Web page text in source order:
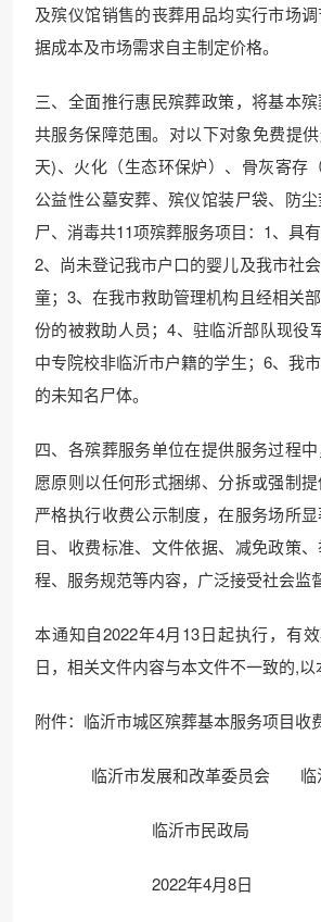
及殡仪馆销售的丧葬用品均实行市场
据成本及市场需求自主制定价格。
三、全面推行惠民殡葬政策，将基本
共服务保障范围。对以下对象免费提
天)、火化（生态环保炉）、骨灰寄存
公益性公墓安葬、殡仪馆装尸袋、防
尸、消毒共11项殡葬服务项目：1、具有
2、尚未登记我市户口的婴儿及我市社
童；3、在我市救助管理机构且经相关
份的被救助人员；4、驻临沂部队现役
中专院校非临沂市户籍的学生；6、我
的未知名尸体。
四、各殡葬服务单位在提供服务过程
愿原则以任何形式捆绑、分拆或强制
严格执行收费公示制度，在服务场所
目、收费标准、文件依据、减免政策
程、服务规范等内容，广泛接受社会监
本通知自2022年4月13日起执行，有
日，相关文件内容与本文件不一致的,以
附件：临沂市城区殡葬基本服务项目收
临沂市发展和改革委员会 临
临沂市民政局
2022年4月8日